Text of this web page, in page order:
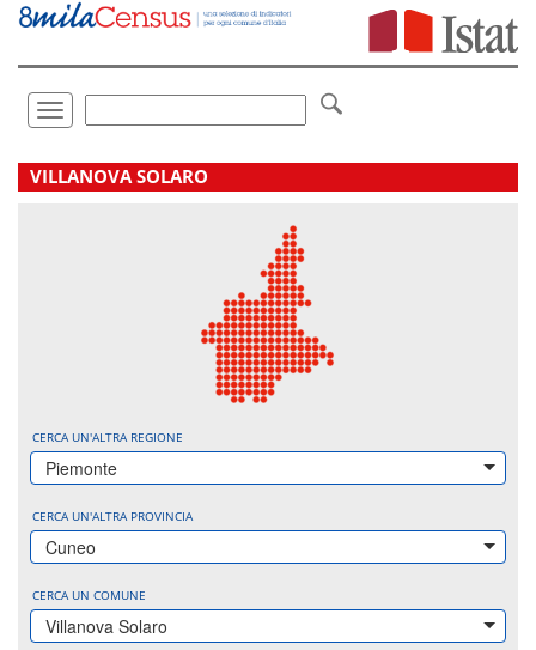
Vai
direttamente
Toggle
navigation
.
VILLANOVA SOLARO
CERCA UN'ALTRA REGIONE
Piemonte
CERCA UN'ALTRA PROVINCIA
Cuneo
CERCA UN COMUNE
Villanova Solaro